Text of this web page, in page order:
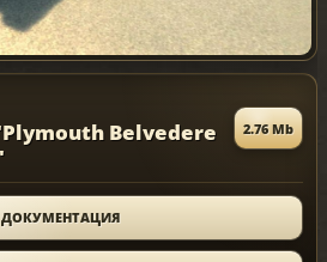
Belvedere
2.76 Mb
ДОКУМЕНТАЦИЯ